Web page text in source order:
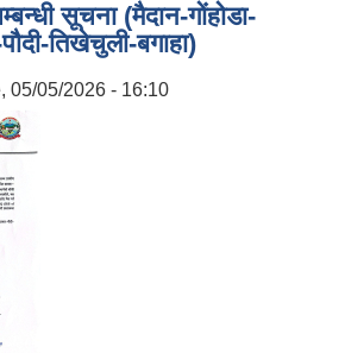
सूचना (मैदान-गोंहोडा-
तिखेचुली-बगाहा)
05/05/2026 - 16:10